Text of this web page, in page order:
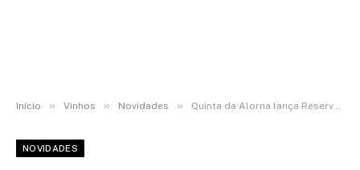
Início » Vinhos » Novidades » Quinta da Alorna lança Reserva das Pedras Rosé a tempo do Natal
NOVIDADES